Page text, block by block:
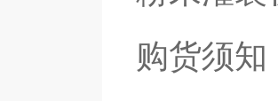
购货须知